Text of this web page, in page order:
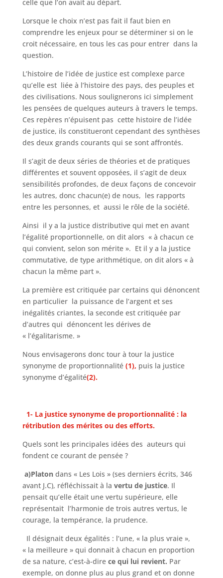
celle que l’on avait au départ.
Lorsque le choix n’est pas fait il faut bien en
comprendre les enjeux pour se déterminer si on le
croit nécessaire, en tous les cas pour entrer dans la
question.
L’histoire de l’idée de justice est complexe parce
qu’elle est liée à l’histoire des pays, des peuples et
des civilisations. Nous soulignerons ici simplement
les pensées de quelques auteurs à travers le temps.
Ces repères n’épuisent pas cette histoire de l’idée
de justice, ils constitueront cependant des synthèses
des deux grands courants qui se sont affrontés.
Il s’agit de deux séries de théories et de pratiques
différentes et souvent opposées, il s’agit de deux
sensibilités profondes, de deux façons de concevoir
les autres, donc chacun(e) de nous, les rapports
entre les personnes, et aussi le rôle de la société.
Ainsi il y a la justice distributive qui met en avant
l’égalité proportionnelle, on dit alors « à chacun ce
qui convient, selon son mérite ». Et il y a la justice
commutative, de type arithmétique, on dit alors « à
chacun la même part ».
La première est critiquée par certains qui dénoncent
en particulier la puissance de l’argent et ses
inégalités criantes, la seconde est critiquée par
d’autres qui dénoncent les dérives de
« l’égalitarisme. »
Nous envisagerons donc tour à tour la justice
synonyme de proportionnalité (1), puis la justice
synonyme d’égalité(2).
1- La justice synonyme de proportionnalité : la
rétribution des mérites ou des efforts.
Quels sont les principales idées des auteurs qui
fondent ce courant de pensée ?
a)Platondans « Les Lois » (ses derniers écrits, 346
avant J.C), réfléchissait à la vertu de justice. Il
pensait qu’elle était une vertu supérieure, elle
représentait l’harmonie de trois autres vertus, le
courage, la tempérance, la prudence.
Il désignait deux égalités : l’une, « la plus vraie »,
« la meilleure » qui donnait à chacun en proportion
de sa nature, c’est-à-dire ce qui lui revient. Par
exemple, on donne plus au plus grand et on donne